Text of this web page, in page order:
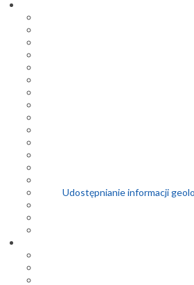
Udostępnianie informacji